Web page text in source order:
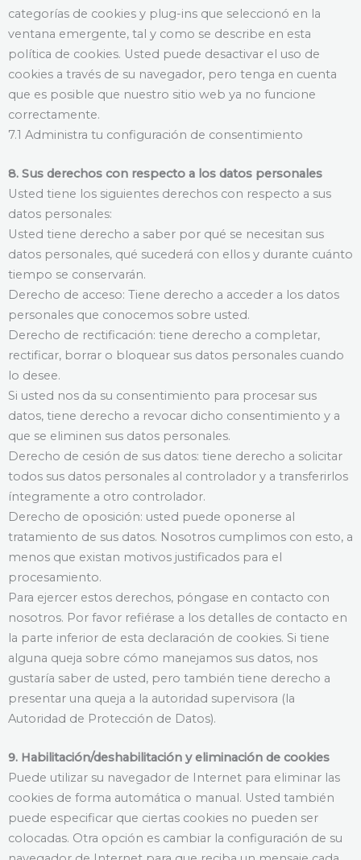
categorías de cookies y plug-ins que seleccionó en la
ventana emergente, tal y como se describe en esta
política de cookies. Usted puede desactivar el uso de
cookies a través de su navegador, pero tenga en cuenta
que es posible que nuestro sitio web ya no funcione
correctamente.
7.1 Administra tu configuración de consentimiento
8. Sus derechos con respecto a los datos personales
Usted tiene los siguientes derechos con respecto a sus
datos personales:
Usted tiene derecho a saber por qué se necesitan sus
datos personales, qué sucederá con ellos y durante cuánto
tiempo se conservarán.
Derecho de acceso: Tiene derecho a acceder a los datos
personales que conocemos sobre usted.
Derecho de rectificación: tiene derecho a completar,
rectificar, borrar o bloquear sus datos personales cuando
lo desee.
Si usted nos da su consentimiento para procesar sus
datos, tiene derecho a revocar dicho consentimiento y a
que se eliminen sus datos personales.
Derecho de cesión de sus datos: tiene derecho a solicitar
todos sus datos personales al controlador y a transferirlos
íntegramente a otro controlador.
Derecho de oposición: usted puede oponerse al
tratamiento de sus datos. Nosotros cumplimos con esto, a
menos que existan motivos justificados para el
procesamiento.
Para ejercer estos derechos, póngase en contacto con
nosotros. Por favor refiérase a los detalles de contacto en
la parte inferior de esta declaración de cookies. Si tiene
alguna queja sobre cómo manejamos sus datos, nos
gustaría saber de usted, pero también tiene derecho a
presentar una queja a la autoridad supervisora (la
Autoridad de Protección de Datos).
9. Habilitación/deshabilitación y eliminación de cookies
Puede utilizar su navegador de Internet para eliminar las
cookies de forma automática o manual. Usted también
puede especificar que ciertas cookies no pueden ser
colocadas. Otra opción es cambiar la configuración de su